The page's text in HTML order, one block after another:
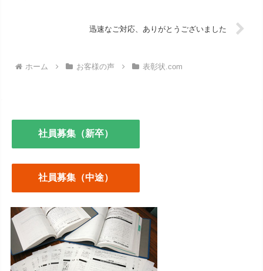
迅速なご対応、ありがとうございました
ホーム お客様の声 表彰状.com
社員募集（新卒）
社員募集（中途）